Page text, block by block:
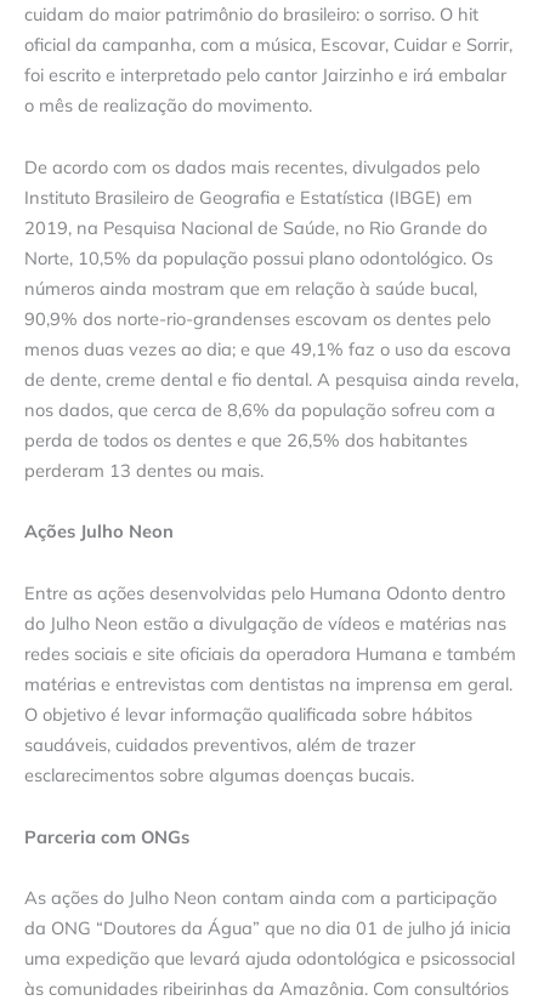
cuidam do maior patrimônio do brasileiro: o sorriso. O hit
oficial da campanha, com a música, Escovar, Cuidar e Sorrir,
foi escrito e interpretado pelo cantor Jairzinho e irá embalar
o mês de realização do movimento.
De acordo com os dados mais recentes, divulgados pelo
Instituto Brasileiro de Geografia e Estatística (IBGE) em
2019, na Pesquisa Nacional de Saúde, no Rio Grande do
Norte, 10,5% da população possui plano odontológico. Os
números ainda mostram que em relação à saúde bucal,
90,9% dos norte-rio-grandenses escovam os dentes pelo
menos duas vezes ao dia; e que 49,1% faz o uso da escova
de dente, creme dental e fio dental. A pesquisa ainda revela,
nos dados, que cerca de 8,6% da população sofreu com a
perda de todos os dentes e que 26,5% dos habitantes
perderam 13 dentes ou mais.
Ações Julho Neon
Entre as ações desenvolvidas pelo Humana Odonto dentro
do Julho Neon estão a divulgação de vídeos e matérias nas
redes sociais e site oficiais da operadora Humana e também
matérias e entrevistas com dentistas na imprensa em geral.
O objetivo é levar informação qualificada sobre hábitos
saudáveis, cuidados preventivos, além de trazer
esclarecimentos sobre algumas doenças bucais.
Parceria com ONGs
As ações do Julho Neon contam ainda com a participação
da ONG “Doutores da Água” que no dia 01 de julho já inicia
uma expedição que levará ajuda odontológica e psicossocial
às comunidades ribeirinhas da Amazônia. Com consultórios